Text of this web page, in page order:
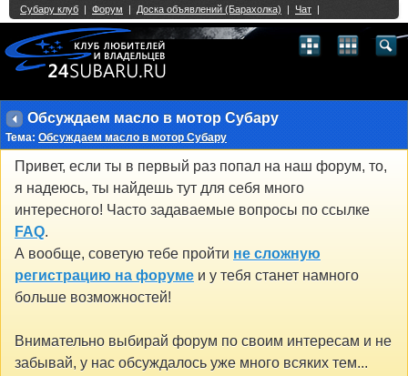
Обсуждаем масло в мотор Субару
Тема: Обсуждаем масло в мотор Субару
Привет, если ты в первый раз попал на наш форум, то,
я надеюсь, ты найдешь тут для себя много
интересного! Часто задаваемые вопросы по ссылке
FAQ.
А вообще, советую тебе пройти не сложную
регистрацию на форуме и у тебя станет намного
больше возможностей!
Внимательно выбирай форум по своим интересам и не
забывай, у нас обсуждалось уже много всяких тем...
Single Sign On provided byvBSSO
2 3 4 5 6 7 8 9 10 11 12 13 14 15 16 17 18 21 22 23 24 25 26
27 28 29 30 31 32 33 40 41 42 43